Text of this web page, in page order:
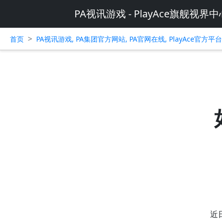
PA视讯游戏 - PlayAce旗舰视界中
首页 > PA视讯游戏, PA集团官方网站, PA官网在线, PlayAce官方平
近